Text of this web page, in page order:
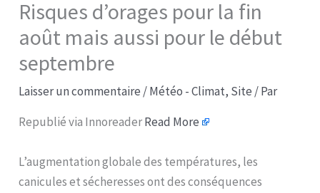
Risques d’orages pour la fin
août mais aussi pour le début
septembre
Laisser un commentaire /Météo - Climat, Site / Par
Republié via InnoreaderRead More
L’augmentation globale des températures, les
canicules et sécheresses ont des conséquences